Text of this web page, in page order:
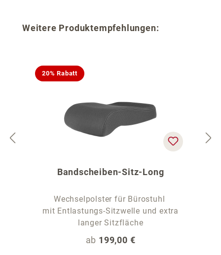
Produktgalerie überspringen
Weitere Produktempfehlungen:
20% Rabatt
Bandscheiben-Sitz-Long
Wechselpolster für Bürostuhl
mit Entlastungs-Sitzwelle und extra
langer Sitzfläche
Regulärer Preis:
ab 199,00 €